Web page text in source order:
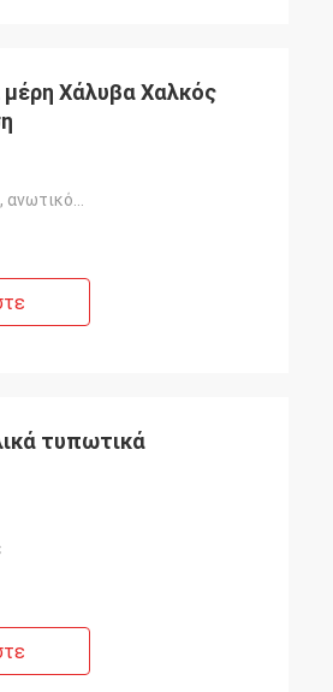
μέρη Χάλυβα Χαλκός
τυπωτικά